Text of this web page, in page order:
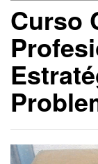
Curso